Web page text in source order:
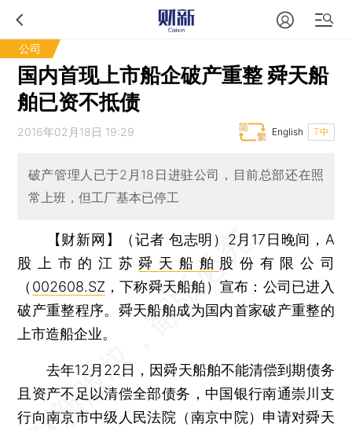
公司
国内首现上市船企破产重整 舜天船
舶已资不抵债
2016年02月18日 19:29 T中
English
破产管理人已于2月18日进驻公司，目前总部还在照
常上班，但工厂基本已停工
【财新网】（记者 包志明） 2月17日晚间，A
股上市的江苏 舜天船舶 股份有限公司
（ 002608.SZ ，下称舜天船舶）宣布：公司已进入
破产重整程序。舜天船舶成为国内首家破产重整的
上市造船企业。
去年12月22日，因舜天船舶不能清偿到期债务
且资产不足以清偿全部债务，中国银行南通崇川支
行向南京市中级人民法院（南京中院）申请对舜天